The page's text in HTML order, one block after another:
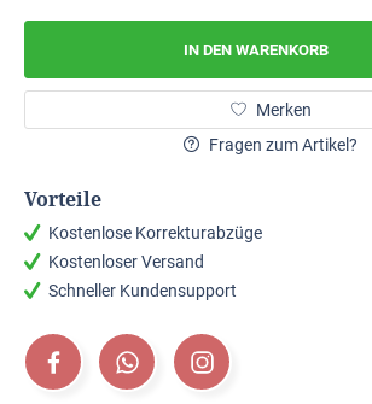
IN DEN WARENKORB
Merken
Fragen zum Artikel?
Vorteile
Kostenlose Korrekturabzüge
Kostenloser Versand
Schneller Kundensupport